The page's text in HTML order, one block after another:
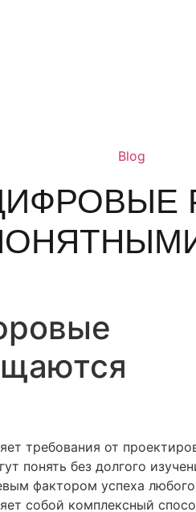
Blog
требования от
понять без долгого
фактором успеха любого
собой комплексный